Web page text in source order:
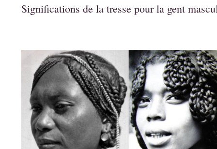
Significations de la tresse pour la gent